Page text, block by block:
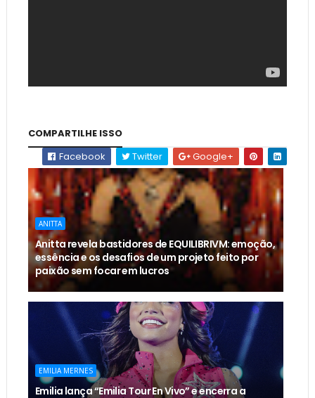
COMPARTILHE ISSO
Facebook
Twitter Google+
ANITTA
Anitta revela bastidores de EQUILIBRIVM: emoção,
essência e os desafios de um projeto feito por
paixão sem focar em lucros
EMILIA MERNES
Emilia lança “Emilia Tour En Vivo” e encerra a